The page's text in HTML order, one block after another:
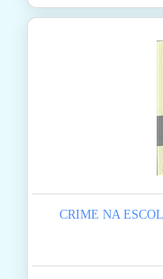
CRIME NA